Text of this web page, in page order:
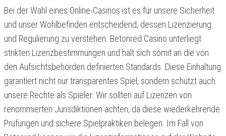
Bei der Wahl eines Online-Casinos ist es für unsere Sicherheit
und unser Wohlbefinden entscheidend, dessen Lizenzierung
und Regulierung zu verstehen. Betonred Casino unterliegt
strikten Lizenzbestimmungen und hält sich somit an die von
den Aufsichtsbehörden definierten Standards. Diese Einhaltung
garantiert nicht nur transparentes Spiel, sondern schützt auch
unsere Rechte als Spieler. Wir sollten auf Lizenzen von
renommierten Jurisdiktionen achten, da diese wiederkehrende
Prüfungen und sichere Spielpraktiken belegen. Im Fall von